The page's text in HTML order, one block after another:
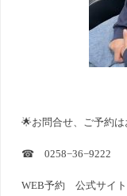
🌟お問合せ、ご予約
☎ 0258−36−9222
WEB予約公式サイト